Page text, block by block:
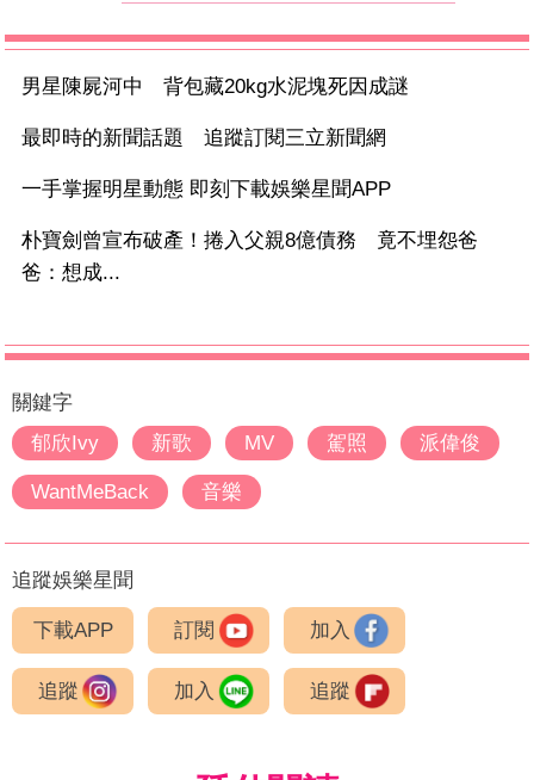
男星陳屍河中 背包藏20kg水泥塊死因成謎
最即時的新聞話題 追蹤訂閱三立新聞網
一手掌握明星動態 即刻下載娛樂星聞APP
朴寶劍曾宣布破產！捲入父親8億債務 竟不埋怨爸
爸：想成...
關鍵字
郁欣Ivy
新歌 MV 駕照 派偉俊
WantMeBack 音樂
追蹤娛樂星聞
下載APP 訂閱 加入
追蹤 加入 追蹤